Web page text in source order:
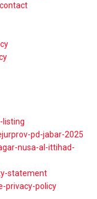
listing
pd-jabar-2025
nusa-al-ittihad-
statement
privacy-policy